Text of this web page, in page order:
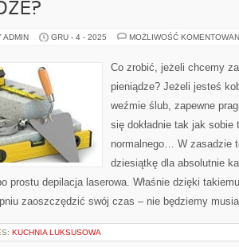
ADMIN GRU - 4 - 2025 MOŻLIWOŚĆ
Co zrobić, jeżeli chcemy
pieniądze? Jeżeli jesteś
weźmie ślub, zapewne
się dokładnie tak jak sobie
normalnego… W zasadzie
dziesiątkę dla absolutnie
prostu depilacja laserowa. Właśnie dzięki
zaoszczędzić swój czas – nie będziemy
KUCHNIA LUKSUSOWA